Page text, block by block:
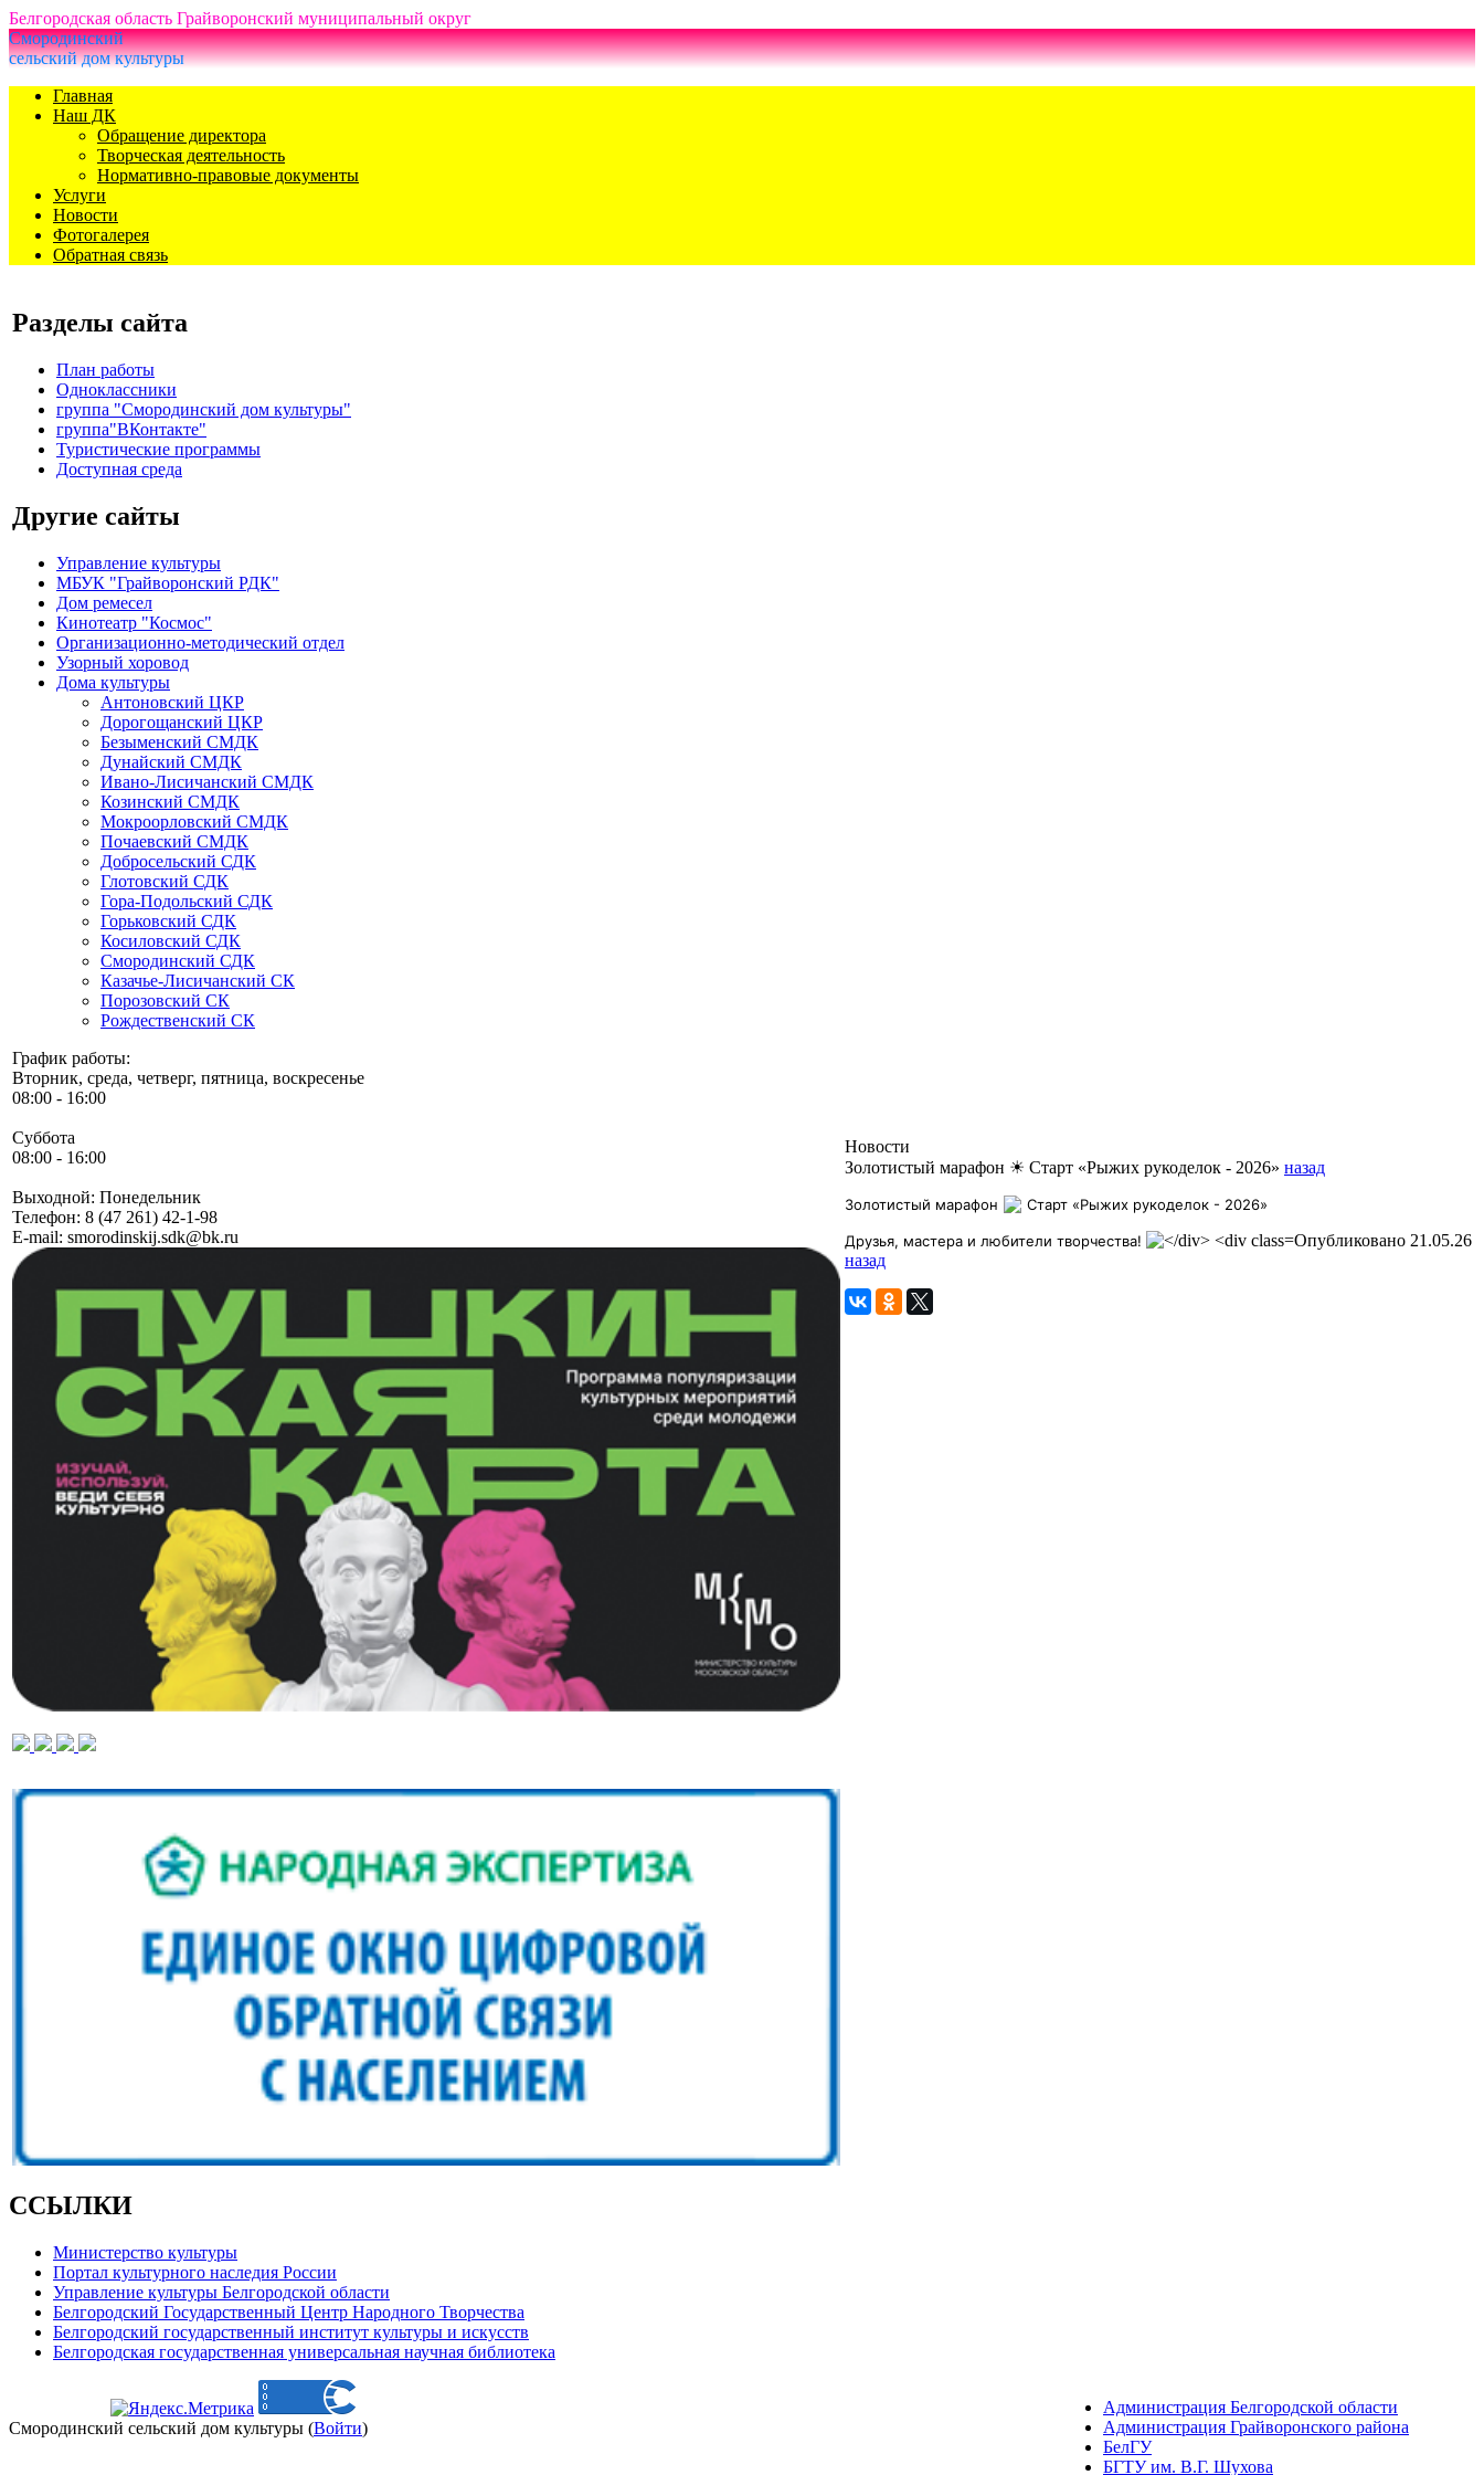
Белгородская область Грайворонский муниципальный округ
Смородинский
сельский дом культуры
Главная
Наш ДК
Обращение директора
Творческая деятельность
Нормативно-правовые документы
Услуги
Новости
Фотогалерея
Обратная связь
Разделы сайта
План работы
Одноклассники
группа "Смородинский дом культуры"
группа"ВКонтакте"
Туристические программы
Доступная среда
Другие сайты
Управление культуры
МБУК "Грайворонский РДК"
Дом ремесел
Кинотеатр "Космос"
Организационно-методический отдел
Узорный хоровод
Дома культуры
Антоновский ЦКР
Дорогощанский ЦКР
Безыменский СМДК
Дунайский СМДК
Ивано-Лисичанский СМДК
Козинский СМДК
Мокроорловский СМДК
Почаевский СМДК
Добросельский СДК
Глотовский СДК
Гора-Подольский СДК
Горьковский СДК
Косиловский СДК
Смородинский СДК
Казачье-Лисичанский СК
Порозовский СК
Рождественский СК
График работы:
Вторник, среда, четверг, пятница, воскресенье
08:00 - 16:00
Суббота
08:00 - 16:00
Выходной: Понедельник
Телефон: 8 (47 261) 42-1-98
E-mail: smorodinskij.sdk@bk.ru
Новости
Золотистый марафон ☀ Старт «Рыжих рукоделок - 2026» назад
Золотистый марафон Старт «Рыжих рукоделок - 2026»
Друзья, мастера и любители творчества!
Опубликовано 21.05.26
назад
ССЫЛКИ
Министерство культуры
Портал культурного наследия России
Управление культуры Белгородской области
Белгородский Государственный Центр Народного Творчества
Белгородский государственный институт культуры и искусств
Белгородская государственная универсальная научная библиотека
Администрация Белгородской области
Администрация Грайворонского района
БелГУ
БГТУ им. В.Г. Шухова
Смородинский сельский дом культуры (Войти)